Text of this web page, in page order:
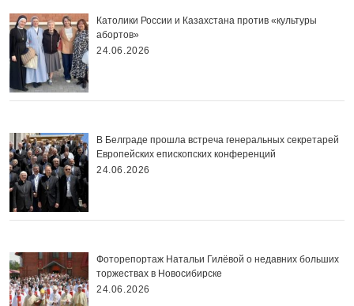
Католики России и Казахстана против «культуры
абортов»
24.06.2026
В Белграде прошла встреча генеральных секретарей
Европейских епископских конференций
24.06.2026
Фоторепортаж Натальи Гилёвой о недавних больших
торжествах в Новосибирске
24.06.2026